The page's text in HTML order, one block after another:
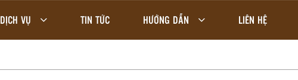
DỊCH VỤ TIN TỨC HƯỚNG DẪN LIÊN HỆ